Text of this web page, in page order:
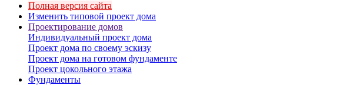
Полная версия сайта
Изменить типовой проект дома
Проектирование домов
Индивидуальный проект дома
Проект дома по своему эскизу
Проект дома на готовом фундаменте
Проект цокольного этажа
Фундаменты